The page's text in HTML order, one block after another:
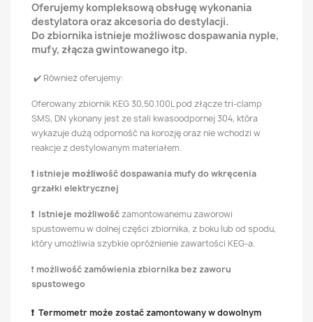
Oferujemy kompleksową obsługę wykonania
destylatora oraz akcesoria do destylacji.
Do zbiornika istnieje możliwosc dospawania nyple,
mufy, złącza gwintowanego itp.
✔️ Również oferujemy:
Oferowany zbiornik KEG 30,50.100L pod złącze tri-clamp
SMS, DN ykonany jest ze stali kwasoodpornej 304, która
wykazuje dużą odporność na korozję oraz nie wchodzi w
reakcje z destylowanym materiałem.
❗ istnieje możliwość dospawania mufy do wkręcenia
grzałki elektrycznej
❗ Istnieje możliwość zamontowanemu zaworowi
spustowemu w dolnej części zbiornika, z boku lub od spodu,
który umożliwia szybkie opróżnienie zawartości KEG-a.
❗ możliwość zamówienia zbiornika bez zaworu
spustowego
❗ Termometr może zostać zamontowany w dowolnym